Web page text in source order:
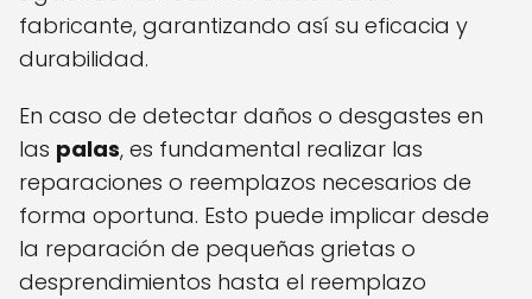
fabricante, garantizando así su eficacia y
durabilidad.
En caso de detectar daños o desgastes en
las palas, es fundamental realizar las
reparaciones o reemplazos necesarios de
forma oportuna. Esto puede implicar desde
la reparación de pequeñas grietas o
desprendimientos hasta el reemplazo